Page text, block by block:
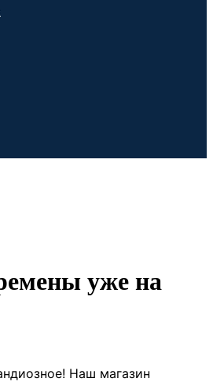
уже на
Наш магазин